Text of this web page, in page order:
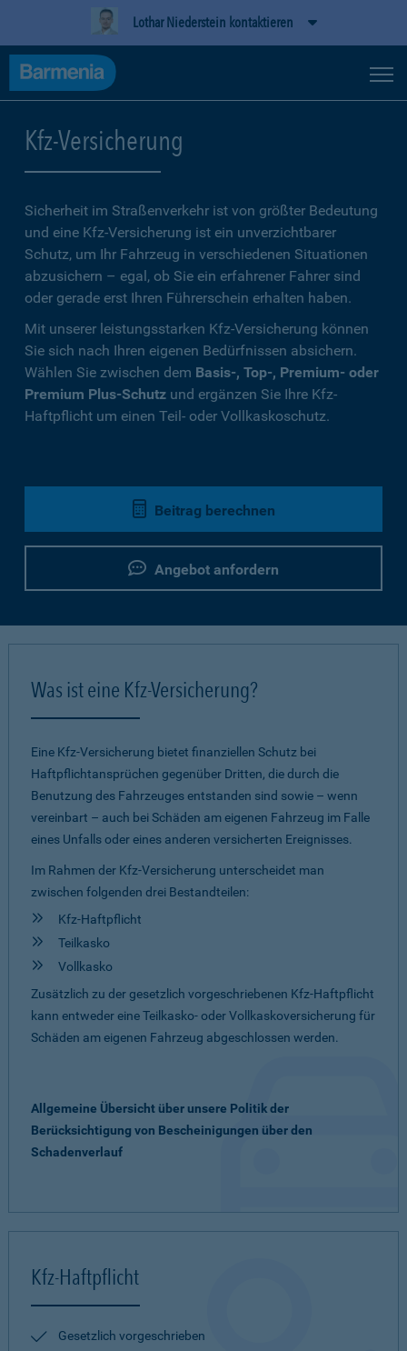
Lothar Niederstein kontaktieren
Kfz-Versicherung
Sicherheit im Straßenverkehr ist von größter Bedeutung
und eine Kfz-Versicherung ist ein unverzichtbarer
Schutz, um Ihr Fahrzeug in verschiedenen Situationen
abzusichern – egal, ob Sie ein erfahrener Fahrer sind
oder gerade erst Ihren Führerschein erhalten haben.
Mit unserer leistungsstarken Kfz-Versicherung können
Sie sich nach Ihren eigenen Bedürfnissen absichern.
Wählen Sie zwischen dem Basis-, Top-, Premium- oder
Premium Plus-Schutz und ergänzen Sie Ihre Kfz-
Haftpflicht um einen Teil- oder Vollkaskoschutz.
Beitrag berechnen
Angebot anfordern
Was ist eine Kfz-Versicherung?
Eine Kfz-Versicherung bietet finanziellen Schutz bei
Haftpflichtansprüchen gegenüber Dritten, die durch die
Benutzung des Fahrzeuges entstanden sind sowie – wenn
vereinbart – auch bei Schäden am eigenen Fahrzeug im Falle
eines Unfalls oder eines anderen versicherten Ereignisses.
Im Rahmen der Kfz-Versicherung unterscheidet man
zwischen folgenden drei Bestandteilen:
Kfz-Haftpflicht
Teilkasko
Vollkasko
Zusätzlich zu der gesetzlich vorgeschriebenen Kfz-Haftpflicht
kann entweder eine Teilkasko- oder Vollkaskoversicherung für
Schäden am eigenen Fahrzeug abgeschlossen werden.
Allgemeine Übersicht über unsere Politik der
Berücksichtigung von Bescheinigungen über den
Schadenverlauf
Kfz-Haftpflicht
Gesetzlich vorgeschrieben